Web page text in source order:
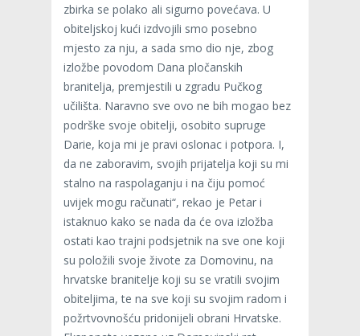
zbirka se polako ali sigurno povećava. U
obiteljskoj kući izdvojili smo posebno
mjesto za nju, a sada smo dio nje, zbog
izložbe povodom Dana pločanskih
branitelja, premjestili u zgradu Pučkog
učilišta. Naravno sve ovo ne bih mogao bez
podrške svoje obitelji, osobito supruge
Darie, koja mi je pravi oslonac i potpora. I,
da ne zaboravim, svojih prijatelja koji su mi
stalno na raspolaganju i na čiju pomoć
uvijek mogu računati“, rekao je Petar i
istaknuo kako se nada da će ova izložba
ostati kao trajni podsjetnik na sve one koji
su položili svoje živote za Domovinu, na
hrvatske branitelje koji su se vratili svojim
obiteljima, te na sve koji su svojim radom i
požrtvovnošću pridonijeli obrani Hrvatske.